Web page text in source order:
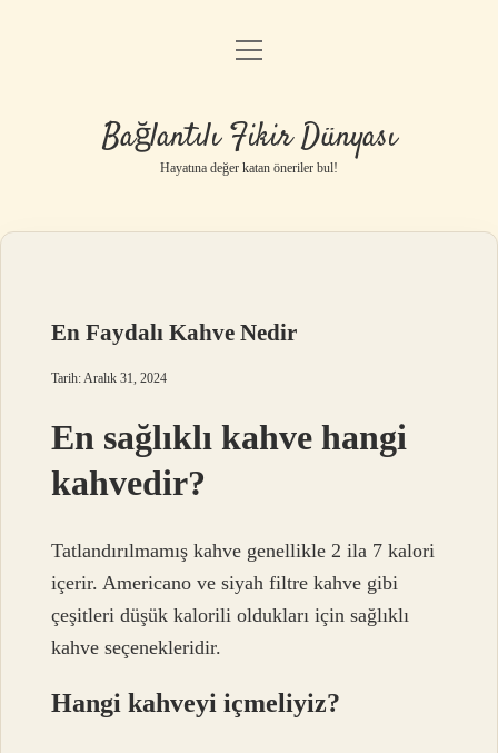
Anasayfa
Yasal Uyarı
menüyü
Bağlantılı Fikir Dünyası
Hayatına değer katan öneriler bul!
En Faydalı Kahve Nedir
Tarih: Aralık 31, 2024
En sağlıklı kahve hangi
kahvedir?
Tatlandırılmamış kahve genellikle 2 ila 7 kalori
içerir. Americano ve siyah filtre kahve gibi
çeşitleri düşük kalorili oldukları için sağlıklı
kahve seçenekleridir.
Hangi kahveyi içmeliyiz?